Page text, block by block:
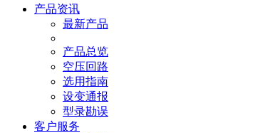
产品资讯
最新产品
产品总览
空压回路
选用指南
设变通报
型录勘误
客户服务